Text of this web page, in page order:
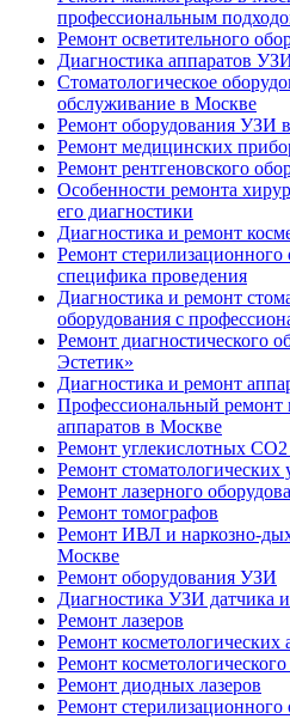
профессиональным
Ремонт осветительного
Диагностика аппаратов
Стоматологическое
обслуживание в Москве
Ремонт оборудования УЗИ
Ремонт медицинских
Ремонт рентгеновского
Особенности ремонта
его диагностики
Диагностика и ремонт
Ремонт
специфика проведения
Диагностика и ремонт
оборудования с
Ремонт диагностического
Эстетик»
Диагностика и ремонт
Профессиональный ремонт
аппаратов в Москве
Ремонт углекислотных CO2
Ремонт стоматологических
Ремонт лазерного
Ремонт томографов
Ремонт ИВЛ и наркозно-
Москве
Ремонт оборудования УЗИ
Диагностика УЗИ датчика
Ремонт лазеров
Ремонт косметологических
Ремонт
Ремонт диодных лазеров
Ремонт стерилизационного